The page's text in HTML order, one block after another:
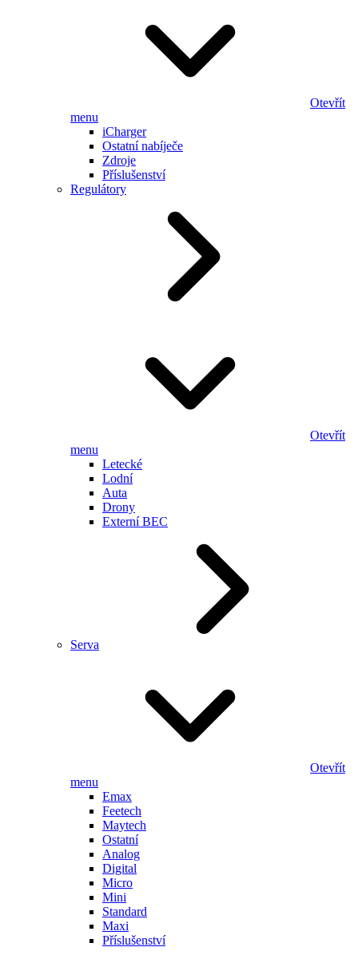
Otevřít
menu
iCharger
Ostatní nabíječe
Zdroje
Příslušenství
Regulátory
Otevřít
menu
Letecké
Lodní
Auta
Drony
Externí BEC
Serva
Otevřít
menu
Emax
Feetech
Maytech
Ostatní
Analog
Digital
Micro
Mini
Standard
Maxi
Příslušenství